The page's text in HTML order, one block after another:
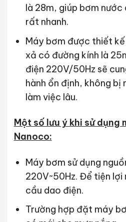
là 28m, giúp bơm
rất nhanh.
Máy bơm được thiết
xả có đường kính là
điện 220V/50Hz sẽ
hành ổn định, không bị
làm việc lâu.
Một số lưu ý khi sử dụng
Nanoco:
Máy bơm sử dụng
220V~50Hz. Để tiện lợi
cầu dao điện.
Trường hợp đặt máy